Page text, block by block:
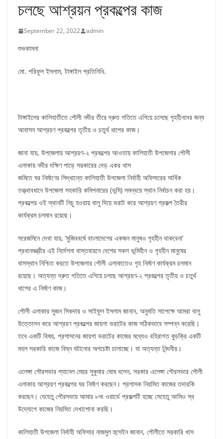
চলছে আশ্রয়ন প্রকল্পের কাজ
September 22, 2022 admin
শুভকামনা
মো. শরিফুল ইসলাম, টাঙ্গাইল প্রতিনিধি.
টাঙ্গাইলের কালিহাতীতে পৌলী নদীর তীরে দ্রুত গতিতে এগিয়ে চলেছে গৃহহীনদের জন্য
আবাসন আশ্রয়ণ প্রকল্পের তৃতীয় ও চতুর্থ ধাপের কাজ।
জানা যায়, উপজেলায় আশ্রয়ণ-২ প্রকল্পের আওতায় কালিহাতী উপজেলার পৌলী
এলাকায় নদীর দক্ষিণ পাড়ে সরকারের দেড় একর খাস
জমিতে ঘর নির্মাণের সিদ্ধান্তে কালিহাতী উপজেলা নির্বাহী অফিসারের সার্বিক
তত্ত্বাবধানে উপজেলা সহকারি কমিশনারের (ভূমি) সমন্বয়ে স্থান নির্বাচন করা হয়।
প্রকল্পের ওই স্থানটি নিচু হওয়ায় বালু দিয়ে ভরাট করে আশ্রয়ণ প্রকল্প তৈরীর
কার্যক্রম চলমান রয়েছে।
সরেজমিনে দেখা যায়, ‘মুজিববর্ষে বাংলাদেশের একজন মানুষও গৃহহীন থাকবেনা’
প্রধানমন্ত্রীর এই নির্দেশনা বাস্তবায়নে দেশের সকল ভূমিহীন ও গৃহহীন মানুষের
বাসস্থান নিশ্চিত করতে উপজেলার পৌলী এলাকাতেও গৃহ নির্মাণ কার্যক্রম চলমান
রয়েছে। অত্যন্ত দ্রুত গতিতে এগিয়ে চলছে আশ্রয়ণ-২ প্রকল্পের তৃতীয় ও চতুর্থ
ধাপের এ নির্মাণ কাজ।
পৌলী এলাকার সুজন সিকদার ও সাইফুল ইসলাম জানান, অনুমতি সাপেক্ষে আমরা বালু
উত্তোলন করে আশ্রয়ণ প্রকল্পের জায়গা ভরাটের কাজ সঠিকভাবে সম্পন্ন করেছি।
তবে একটি বিষয়, প্রশাসনের জায়গা ভরাটের কাজের মধ্যেও বহিরাগত কুচক্রি একটি
মহল সরকারি কাজে বিঘ্ন ঘটানোর অপচেষ্টা চালাচ্ছে। যা অত্যন্ত নিন্দনীয়।
এলেঙ্গা পৌরসভার প্যানেল মেয়র সুকুমার ঘোষ বলেন, সরকার এলেঙ্গা পৌরসভার পৌলী
এলাকায় আশ্রয়ণ প্রকল্পের ঘর নির্মাণ করছেন। প্রশাসক নিয়মিত কাজের তদারকি
করছেন। যেহেতু পৌরসভায় আমার ৮নং ওয়ার্ডে প্রকল্পটি হচ্ছে সেহেতু আমিও স্ব
উদ্যোগে কাজের নিয়মিত দেখাশোনা করছি।
কালিহাতী উপজেলা নির্বাহী অফিসার নাজমুল হুসেইন জানান, পৌলীতে সরকারি খাস